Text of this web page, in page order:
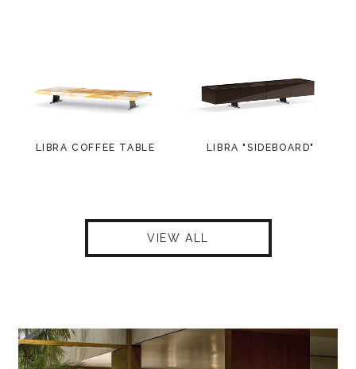
LIBRA COFFEE TABLE LIBRA "SIDEBOARD"
VIEW ALL